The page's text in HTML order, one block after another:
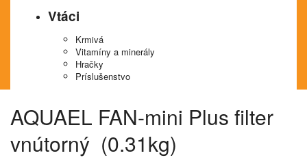
Vtáci
Krmivá
Vitamíny a minerály
Hračky
Príslušenstvo
AQUAEL FAN-mini Plus filter
vnútorný (0.31kg)